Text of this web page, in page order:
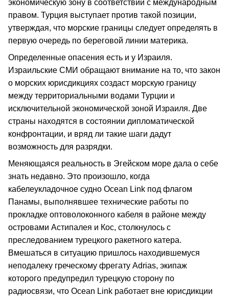
экономическую зону в соответствии с международным
правом. Турция выступает против такой позиции,
утверждая, что морские границы следует определять в
первую очередь по береговой линии материка.
Определенные опасения есть и у Израиля.
Израильские СМИ обращают внимание на то, что закон
о морских юрисдикциях создаст морскую границу
между территориальными водами Турции и
исключительной экономической зоной Израиля. Две
страны находятся в состоянии дипломатической
конфронтации, и вряд ли такие шаги дадут
возможность для разрядки.
Меняющаяся реальность в Эгейском море дала о себе
знать недавно. Это произошло, когда
кабелеукладочное судно Ocean Link под флагом
Панамы, выполнявшее технические работы по
прокладке оптоволоконного кабеля в районе между
островами Астипалея и Кос, столкнулось с
преследованием турецкого ракетного катера.
Вмешаться в ситуацию пришлось находившемуся
неподалеку греческому фрегату Adrias, экипаж
которого предупредил турецкую сторону по
радиосвязи, что Ocean Link работает вне юрисдикции